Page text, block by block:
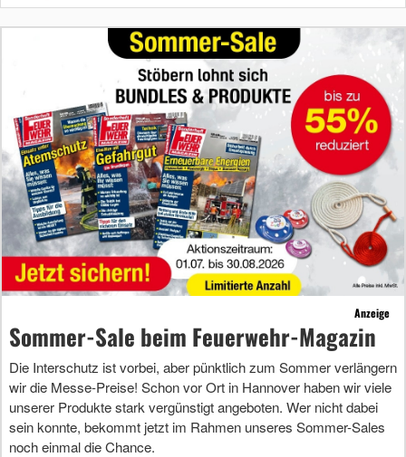
Anzeige
Sommer-Sale beim Feuerwehr-Magazin
Die Interschutz ist vorbei, aber pünktlich zum Sommer verlängern
wir die Messe-Preise! Schon vor Ort in Hannover haben wir viele
unserer Produkte stark vergünstigt angeboten. Wer nicht dabei
sein konnte, bekommt jetzt im Rahmen unseres Sommer-Sales
noch einmal die Chance.